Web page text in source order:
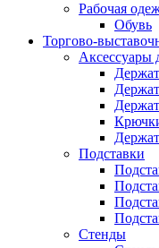
Рабочая
Обувь
Торгово-
Аксессуары
Подставки
Стенды